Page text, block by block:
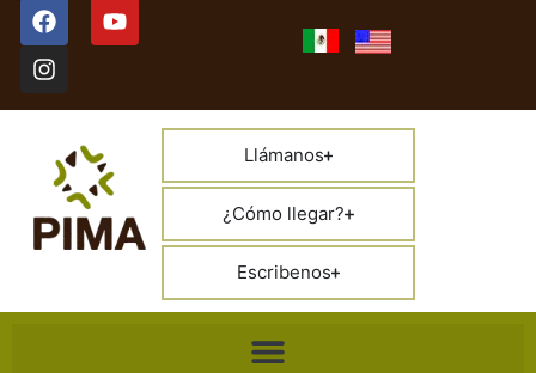
Llámanos
¿Cómo llegar?
Escribenos